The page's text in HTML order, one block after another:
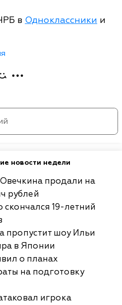
в Одноклассники и
новости недели
продали на
рублей
19-летний
пропустит шоу Ильи
в Японии
о планах
на подготовку
игрока